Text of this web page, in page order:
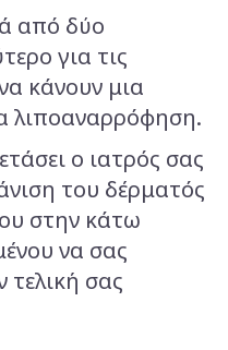
από δύο
για τις
κάνουν μια
λιποαναρρόφηση.
ο ιατρός σας
του δέρματός
στην κάτω
να σας
τελική σας